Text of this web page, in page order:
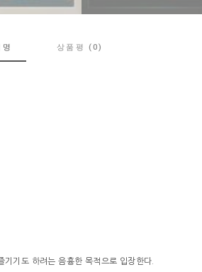
명 상품평 (0)
기도 하려는 음흉한 목적으로 입장한다.